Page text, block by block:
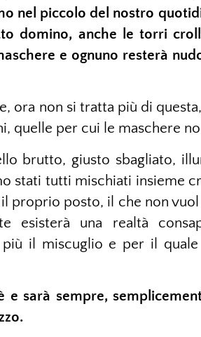
nel piccolo del nostro
domino, anche le torri
e ognuno resterà
ora non si tratta più di
quelle per cui le maschere
brutto, giusto sbagliato,
stati tutti mischiati insieme
proprio posto, il che non
esisterà una realtà
il miscuglio e per il quale
e sarà sempre,